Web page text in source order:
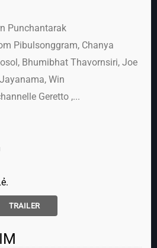
Punchantarak
Pibulsonggram, Chanya
Bhumibhat Thavornsiri, Joe
Win
Geretto ,...
TRAILER